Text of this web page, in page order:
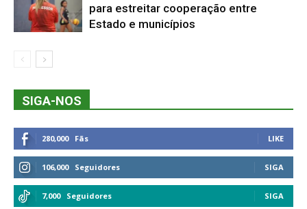
para estreitar cooperação entre
Estado e municípios
SIGA-NOS
280,000 Fãs LIKE
106,000 Seguidores SIGA
7,000 Seguidores SIGA